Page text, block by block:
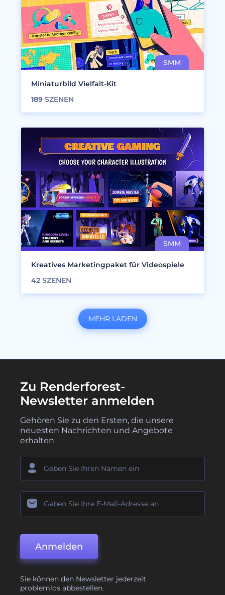
Miniaturbild Vielfalt-Kit
189 SZENEN
Kreatives Marketingpaket für Videospiele
42 SZENEN
MEHR LADEN
Zu Renderforest-
Newsletter anmelden
Gehören Sie zu den Ersten, die unsere
neuesten Nachrichten und Angebote
erhalten
Anmelden
Sie können den Newsletter jederzeit
problemlos abbestellen.